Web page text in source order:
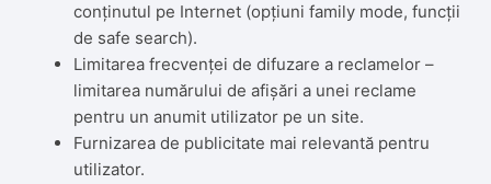
conținutul pe Internet (opțiuni family mode, funcții
de safe search).
Limitarea frecvenței de difuzare a reclamelor –
limitarea numărului de afișări a unei reclame
pentru un anumit utilizator pe un site.
Furnizarea de publicitate mai relevantă pentru
utilizator.